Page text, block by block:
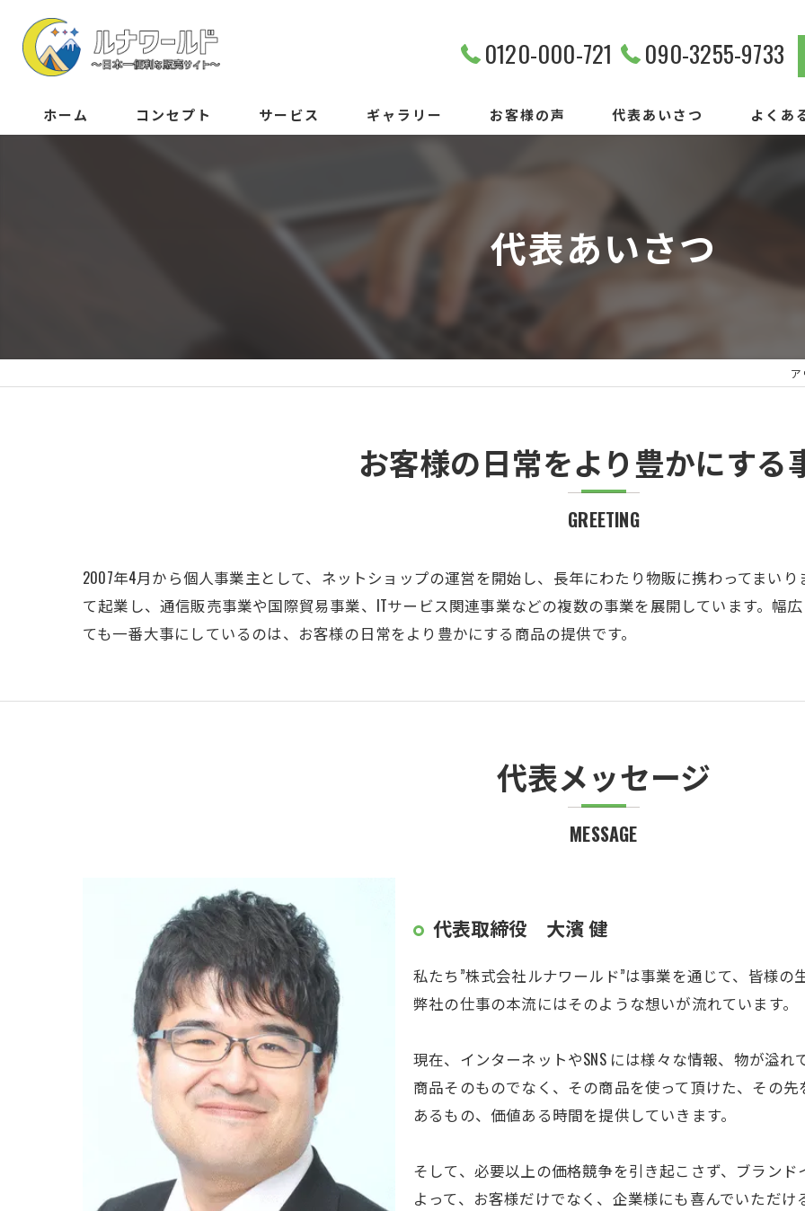
0120-000-721 090-3255-9733
ホーム コンセプト サービス ギャラリー お客様の声 代表あいさつ よくあ
代表あいさつ
ア
お客様の日常をより豊かにする
GREETING
2007年4月から個人事業主として、ネットショップの運営を開始し、長年にわたり物販に携わってまい
て起業し、通信販売事業や国際貿易事業、ITサービス関連事業などの複数の事業を展開しています。幅
ても一番大事にしているのは、お客様の日常をより豊かにする商品の提供です。
代表メッセージ
MESSAGE
代表取締役 大濱 健
私たち”株式会社ルナワールド”は事業を通じて、皆様
弊社の仕事の本流にはそのような想いが流れています。
現在、インターネットやSNS には様々な情報、物が溢れ
商品そのものでなく、その商品を使って頂けた、その
あるもの、価値ある時間を提供していきます。
そして、必要以上の価格競争を引き起こさず、ブラン
よって、お客様だけでなく、企業様にも喜んでいただけ